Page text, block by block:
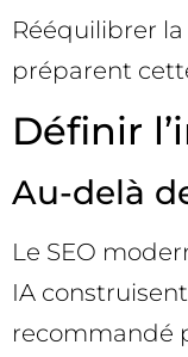
Rééquilibrer
préparent
Définir
Au-delà
Le SEO
IA
recommandé